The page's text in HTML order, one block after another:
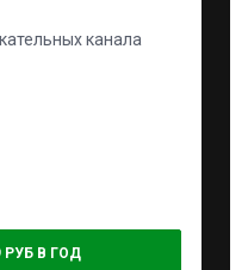
канала
КУПИТЬ ЗА 2499 РУБ В ГОД